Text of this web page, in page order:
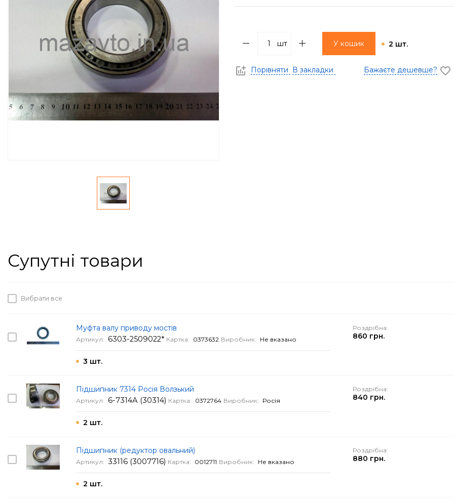
шт У кошик 2 шт.
Порівняти В закладки Бажаєте дешевше?
Супутні товари
Вибрати все
Муфта валу приводу мостів
Артикул: 6303-2509022* Картка: 0373632 Виробник: Не вказано
3 шт.
Роздрібна:
860 грн.
Підшипник 7314 Росія Волзький
Артикул: 6-7314А (30314) Картка: 0372764 Виробник: Росія
2 шт.
Роздрібна:
840 грн.
Підшипник (редуктор овальний)
Артикул: 33116 (3007716) Картка: 0012711 Виробник: Не вказано
2 шт.
Роздрібна:
880 грн.